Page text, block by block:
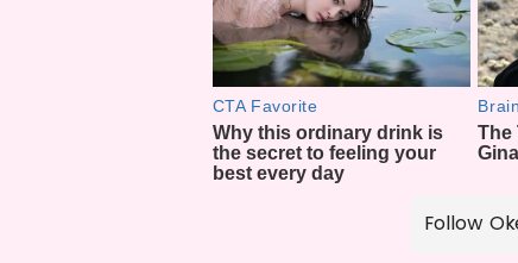
Follow